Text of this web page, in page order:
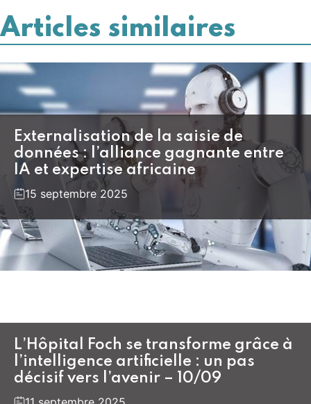
Articles similaires
Externalisation de la saisie de
données : l’alliance gagnante entre
IA et expertise africaine
15 septembre 2025
L’Hôpital Foch se transforme grâce à
l’intelligence artificielle : un pas
décisif vers l’avenir – 10/09